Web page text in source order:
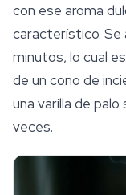
con ese aroma
característico. Se
minutos, lo cual
de un cono de
una varilla de
veces.